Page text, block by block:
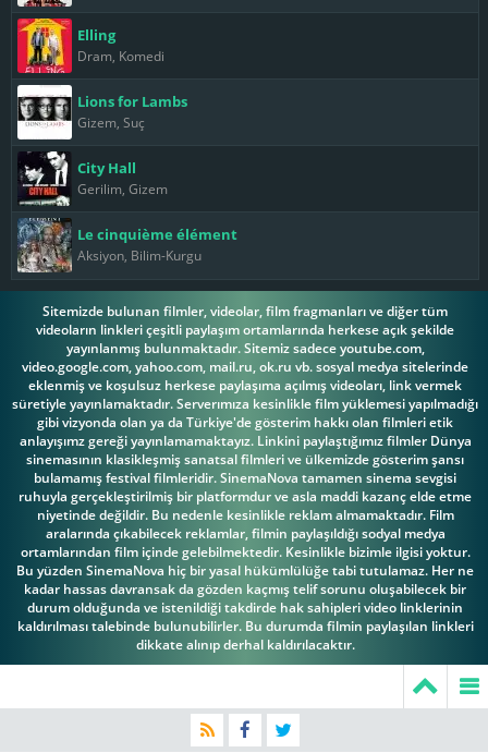
Elling
Dram, Komedi
Lions for Lambs
Gizem, Suç
City Hall
Gerilim, Gizem
Le cinquième élément
Aksiyon, Bilim-Kurgu
Sitemizde bulunan filmler, videolar, film fragmanları ve diğer tüm
videoların linkleri çeşitli paylaşım ortamlarında herkese açık şekilde
yayınlanmış bulunmaktadır. Sitemiz sadece youtube.com,
video.google.com, yahoo.com, mail.ru, ok.ru vb. sosyal medya sitelerinde
eklenmiş ve koşulsuz herkese paylaşıma açılmış videoları, link vermek
süretiyle yayınlamaktadır. Serverımıza kesinlikle film yüklemesi yapılmadığı
gibi vizyonda olan ya da Türkiye'de gösterim hakkı olan filmleri etik
anlayışımz gereği yayınlamamaktayız. Linkini paylaştığımız filmler Dünya
sinemasının klasikleşmiş sanatsal filmleri ve ülkemizde gösterim şansı
bulamamış festival filmleridir. SinemaNova tamamen sinema sevgisi
ruhuyla gerçekleştirilmiş bir platformdur ve asla maddi kazanç elde etme
niyetinde değildir. Bu nedenle kesinlikle reklam almamaktadır. Film
aralarında çıkabilecek reklamlar, filmin paylaşıldığı sodyal medya
ortamlarından film içinde gelebilmektedir. Kesinlikle bizimle ilgisi yoktur.
Bu yüzden SinemaNova hiç bir yasal hükümlülüğe tabi tutulamaz. Her ne
kadar hassas davransak da gözden kaçmış telif sorunu oluşabilecek bir
durum olduğunda ve istenildiği takdirde hak sahipleri video linklerinin
kaldırılması talebinde bulunubilirler. Bu durumda filmin paylaşılan linkleri
dikkate alınıp derhal kaldırılacaktır.